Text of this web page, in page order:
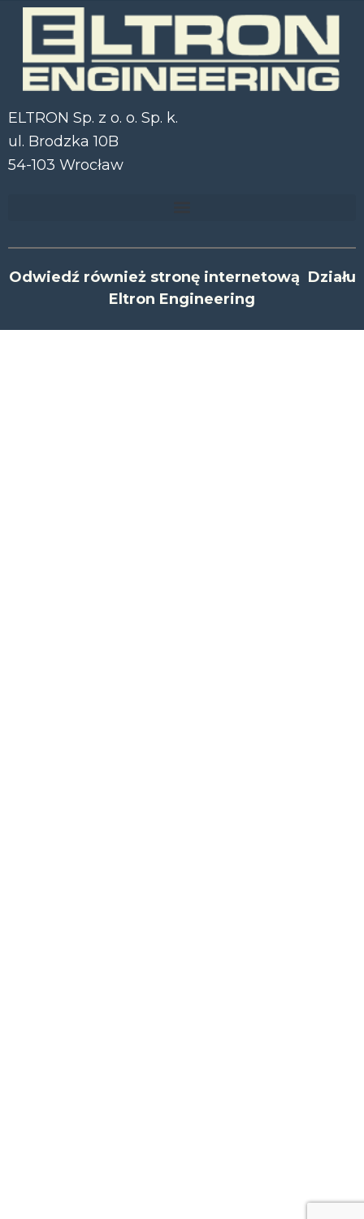
ELTRON Sp. z o. o. Sp. k.
ul. Brodzka 10B
54-103 Wrocław
Odwiedź również stronę internetową Działu
Eltron Engineering